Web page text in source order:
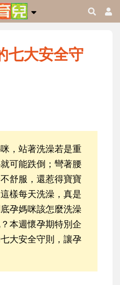
七大安全守
，站著洗澡若是重
可能跌倒；彎著腰
舒服，還惹得寶寶
樣每天洗澡，真是
孕媽咪該怎麼洗澡
本週懷孕期特別企
大安全守則，讓孕